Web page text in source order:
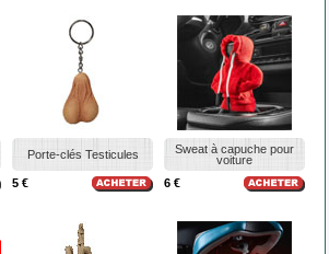
Porte-clés Testicules
5 €
Sweat à capuche pour
voiture
6 €